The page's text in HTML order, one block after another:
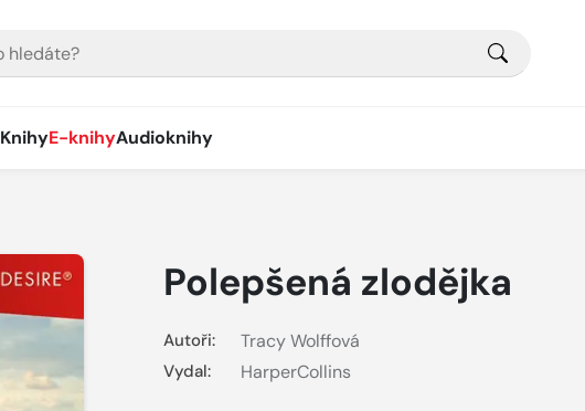
KnihyE-knihyAudioknihy
Polepšená zlodějka
Autoři: Tracy Wolffová
Vydal: HarperCollins